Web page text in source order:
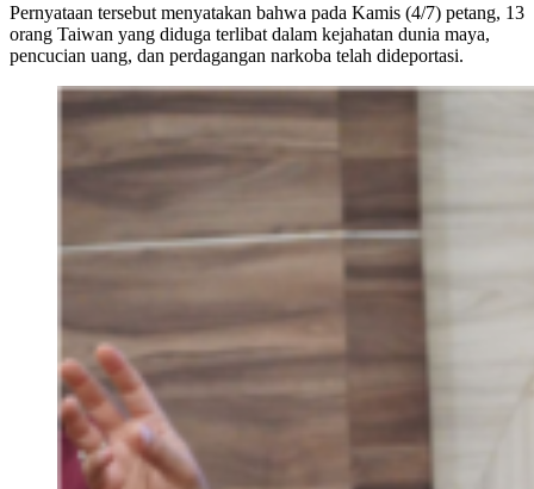
Pernyataan tersebut menyatakan bahwa pada Kamis (4/7) petang, 13
orang Taiwan yang diduga terlibat dalam kejahatan dunia maya,
pencucian uang, dan perdagangan narkoba telah dideportasi.